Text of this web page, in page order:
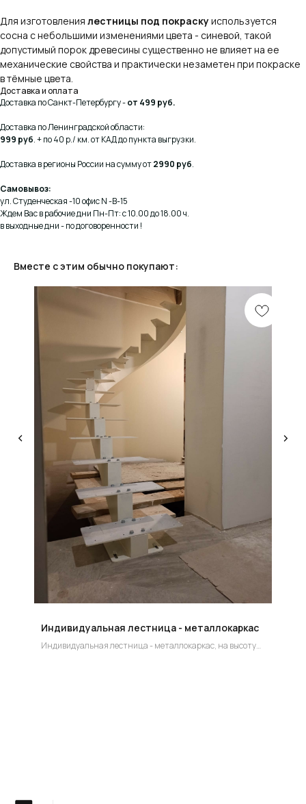
Для изготовления лестницы под покраскуиспользуется
сосна с небольшими изменениями цвета - синевой, такой
допустимый порок древесины существенно не влияет на ее
механические свойства и практически незаметен при покраске
в тёмные цвета.
Доставка и оплата
Доставка по Санкт-Петербургу -от 499 руб.
Доставка по Ленинградской области:
999 руб. + по 40 р./ км. от КАД до пункта выгрузки.
Доставка в регионы России на сумму от2990 руб.
Самовывоз:
ул. Студенческая -10 офис N -В-15
Ждем Вас в рабочие дни Пн-Пт: с 10.00 до 18.00 ч.
в выходные дни - по договоренности !
Вместе с этим обычно покупают:
Индивидуальная лестница - металлокаркас
Индивидуальная лестница - металлокаркас, на высоту
Опытные специалисты помогут Вам с дизайном
проекта, подберут нужные материалы и крепежи
ДИЗАЙН
КОНСУЛЬТАЦИЯ
Мы ответим на все вопросы, поможем с планировкой,
бюджетом и организацией вашего проекта
УСТАНОВКА
Мы предоставляем полную установку и сборку
лестницы с доставкой и гарантией на продукт
Мебель